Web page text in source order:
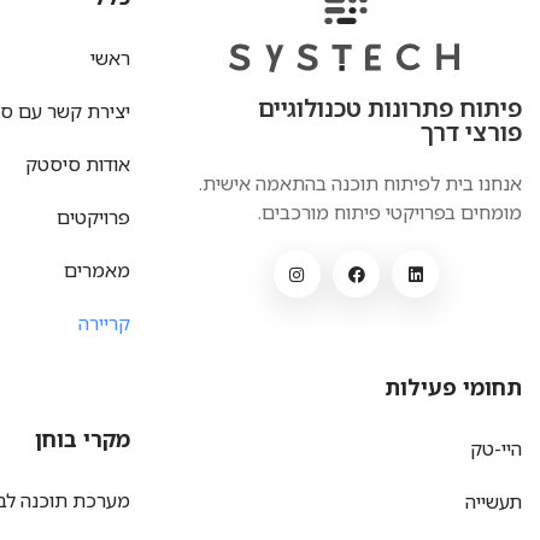
פיתוח פתרונות טכנולוגיים
פורצי דרך
אנחנו בית לפיתוח תוכנה בהתאמה אישית.
מומחים בפרויקטי פיתוח מורכבים.
תחומי פעילות
היי-טק
תעשייה
ראשי
יצירת קשר עם
אודות סיסטק
פרויקטים
מאמרים
קריירה
מקרי בוחן
מערכת תוכנה